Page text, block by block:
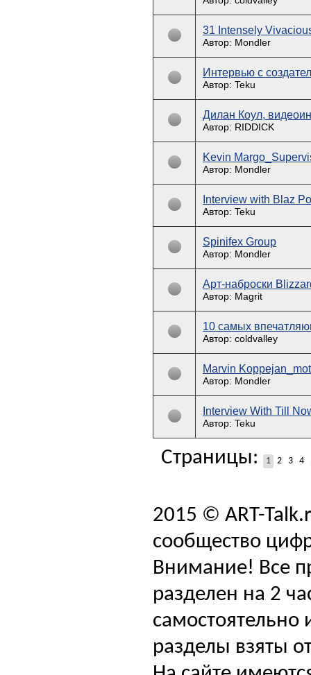
31 Intensely
Автор: Mondler
Интервью с
Автор: Teku
Дилан Коул,
Автор: RIDDICK
Kevin
Автор: Mondler
Interview with Blaz
Автор: Teku
Spinifex Group
Автор: Mondler
Арт-наброски
Автор: Magrit
10 самых
Автор: coldvalley
Marvin
Автор: Mondler
Interview With Till
Автор: Teku
Страницы: 1 2 3 4
2015 © ART-
сообщество
Внимание! Все
разделен на 2
самостоятельно
разделы взяты